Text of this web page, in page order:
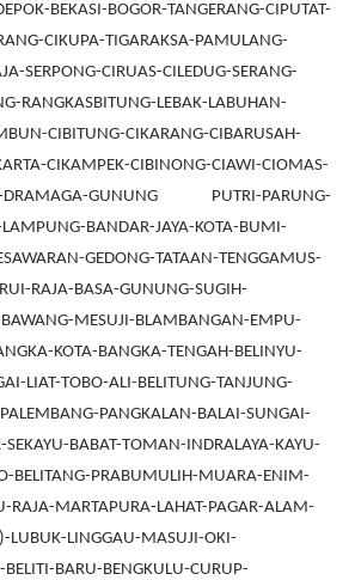
BEKASI-BOGOR-TANGERANG-CIPUTAT-
CIKUPA-TIGARAKSA-PAMULANG-
SERPONG-CIRUAS-CILEDUG-SERANG-
RANGKASBITUNG-LEBAK-LABUHAN-
CIBITUNG-CIKARANG-CIBARUSAH-
CIKAMPEK-CIBINONG-CIAWI-CIOMAS-
DRAMAGA-GUNUNG PUTRI-PARUNG-
BANDAR-JAYA-KOTA-BUMI-
GEDONG-TATAAN-TENGGAMUS-
RAJA-BASA-GUNUNG-SUGIH-
MESUJI-BLAMBANGAN-EMPU-
KOTA-BANGKA-TENGAH-BELINYU-
LIAT-TOBO-ALI-BELITUNG-TANJUNG-
PANGKALAN-BALAI-SUNGAI-
SEKAYU-BABAT-TOMAN-INDRALAYA-KAYU-
BELITANG-PRABUMULIH-MUARA-ENIM-
RAJA-MARTAPURA-LAHAT-PAGAR-ALAM-
LUBUK-LINGGAU-MASUJI-OKI-
BARU-BENGKULU-CURUP-